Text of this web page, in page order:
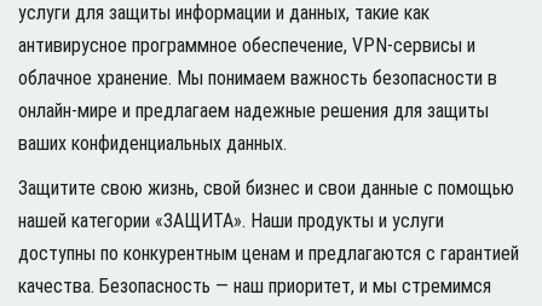
услуги для защиты информации и данных, такие как
антивирусное программное обеспечение, VPN-сервисы и
облачное хранение. Мы понимаем важность безопасности в
онлайн-мире и предлагаем надежные решения для защиты
ваших конфиденциальных данных.
Защитите свою жизнь, свой бизнес и свои данные с помощью
нашей категории «ЗАЩИТА». Наши продукты и услуги
доступны по конкурентным ценам и предлагаются с гарантией
качества. Безопасность — наш приоритет, и мы стремимся